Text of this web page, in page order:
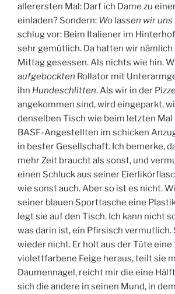
allerersten Mal: Darf ich Dame zu
einladen? Sondern: Wo lassen wir
schlug vor: Beim Italiener im
sehr gemütlich. Da hatten wir nämlich
Mittag gesessen. Als nichts wie hin.
aufgebockten Rollator mit
ihn Hundeschlitten. Als wir in der
angekommen sind, wird eingeparkt,
denselben Tisch wie beim letzten Mal
BASF-Angestellten im schicken
in bester Gesellschaft. Ich bemerke,
mehr Zeit braucht als sonst, und
einen Schluck aus seiner
wie sonst auch. Aber so ist es nicht.
seiner blauen Sporttasche eine
legt sie auf den Tisch. Ich kann nicht
was darin ist, ein Pfirsisch
wieder nicht. Er holt aus der Tüte
violettfarbene Feige heraus, teilt sie
Daumennagel, reicht mir die eine
sich die andere in seinen Mund, in